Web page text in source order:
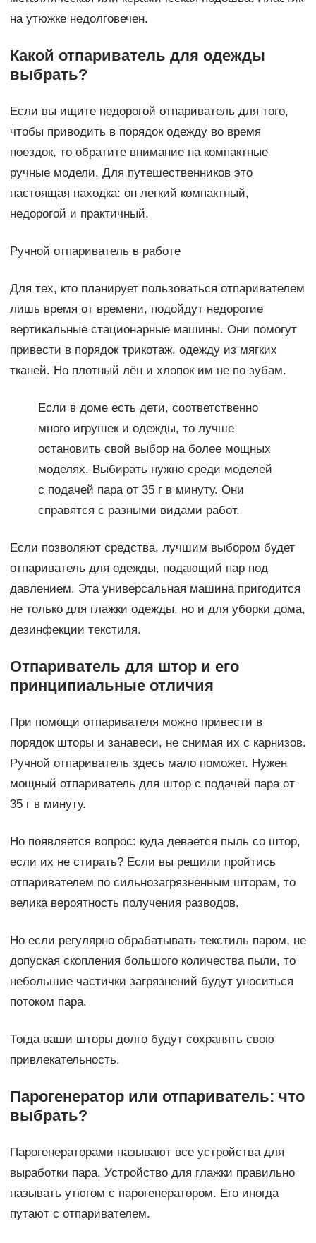
на утюжке недолговечен.
Какой отпариватель для одежды
выбрать?
Если вы ищите недорогой отпариватель для того,
чтобы приводить в порядок одежду во время
поездок, то обратите внимание на компактные
ручные модели. Для путешественников это
настоящая находка: он легкий компактный,
недорогой и практичный.
Ручной отпариватель в работе
Для тех, кто планирует пользоваться отпаривателем
лишь время от времени, подойдут недорогие
вертикальные стационарные машины. Они помогут
привести в порядок трикотаж, одежду из мягких
тканей. Но плотный лён и хлопок им не по зубам.
Если в доме есть дети, соответственно
много игрушек и одежды, то лучше
остановить свой выбор на более мощных
моделях. Выбирать нужно среди моделей
с подачей пара от 35 г в минуту. Они
справятся с разными видами работ.
Если позволяют средства, лучшим выбором будет
отпариватель для одежды, подающий пар под
давлением. Эта универсальная машина пригодится
не только для глажки одежды, но и для уборки дома,
дезинфекции текстиля.
Отпариватель для штор и его
принципиальные отличия
При помощи отпаривателя можно привести в
порядок шторы и занавеси, не снимая их с карнизов.
Ручной отпариватель здесь мало поможет. Нужен
мощный отпариватель для штор с подачей пара от
35 г в минуту.
Но появляется вопрос: куда девается пыль со штор,
если их не стирать? Если вы решили пройтись
отпаривателем по сильнозагрязненным шторам, то
велика вероятность получения разводов.
Но если регулярно обрабатывать текстиль паром, не
допуская скопления большого количества пыли, то
небольшие частички загрязнений будут уноситься
потоком пара.
Тогда ваши шторы долго будут сохранять свою
привлекательность.
Парогенератор или отпариватель: что
выбрать?
Парогенераторами называют все устройства для
выработки пара. Устройство для глажки правильно
называть утюгом с парогенератором. Его иногда
путают с отпаривателем.